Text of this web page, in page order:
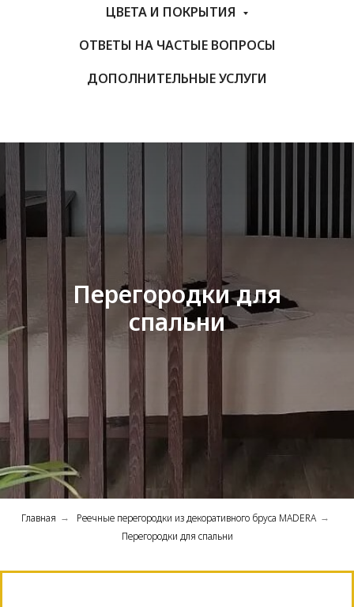
ЦВЕТА И ПОКРЫТИЯ
ОТВЕТЫ НА ЧАСТЫЕ ВОПРОСЫ
ДОПОЛНИТЕЛЬНЫЕ УСЛУГИ
Перегородки для
спальни
Главная → Реечные перегородки из декоративного бруса MADERA →
Перегородки для спальни